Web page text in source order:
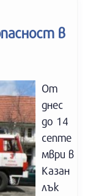
в
От
днес
до 14
септе
мври в
Казан
лък